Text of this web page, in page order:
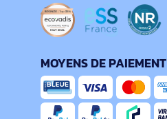
MOYENS DE PAIEMENT